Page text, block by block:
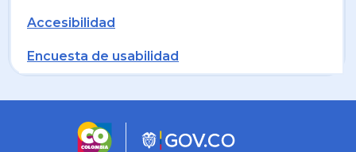
Accesibilidad
Encuesta de usabilidad